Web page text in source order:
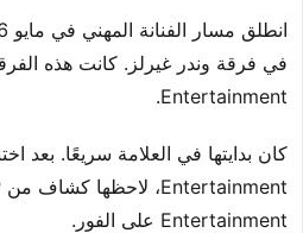
Entertainment.
Entertainment على الفور.